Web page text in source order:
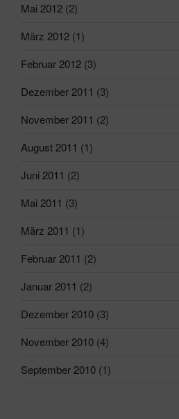
Mai 2012 (2)
März 2012 (1)
Februar 2012 (3)
Dezember 2011 (3)
November 2011 (2)
August 2011 (1)
Juni 2011 (2)
Mai 2011 (3)
März 2011 (1)
Februar 2011 (2)
Januar 2011 (2)
Dezember 2010 (3)
November 2010 (4)
September 2010 (1)